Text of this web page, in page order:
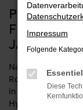
FULDA MIT
Natürlich spielt
Rolle. Bei Seifert
in Ihrem Sinne
Hyundai KONA
Impressum
Folgende
Diese